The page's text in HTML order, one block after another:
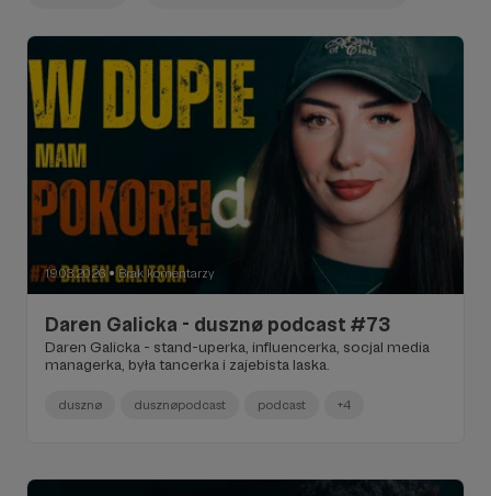
19.03.2026 ● Brak komentarzy
Daren Galicka - dusznø podcast #73
Daren Galicka - stand-uperka, influencerka, socjal media
managerka, była tancerka i zajebista laska.
dusznø dusznøpodcast podcast +4